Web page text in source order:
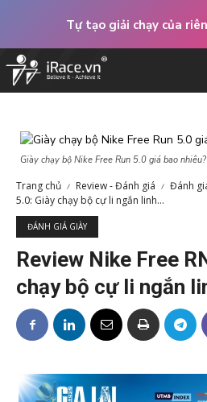
Tự tạo giải chạy của
Giày chạy bộ Nike Free Run 5.0 giá bao nhiêu?
Trang chủ Review - Đánh giá Đánh
5.0: Giày chạy bộ cự li ngắn linh...
ĐÁNH GIÁ GIÀY
Review Nike Free
chạy bộ cự li ngắn